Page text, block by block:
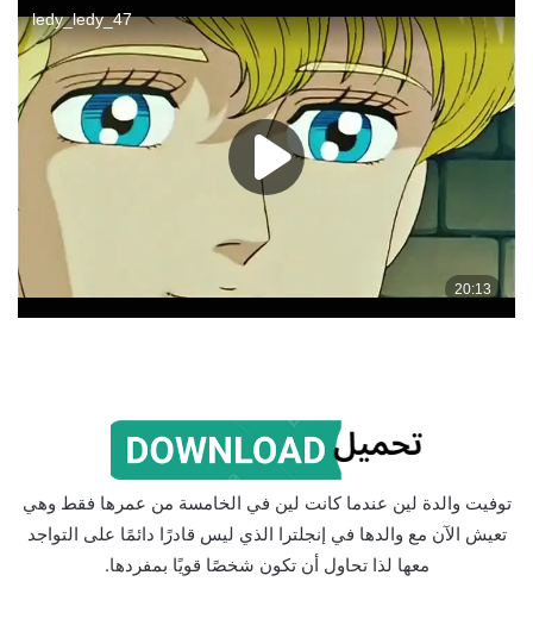
توفيت والدة لين عندما كانت لين في الخامسة من عمرها فقط وهي
تعيش الآن مع والدها في إنجلترا الذي ليس قادرًا دائمًا على التواجد
معها لذا تحاول أن تكون شخصًا قويًا بمفردها.